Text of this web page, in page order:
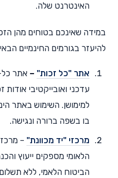
האינטרנט שלה.
במידה שאינכם בטוחים מהן
להיעזר בגורמים החינמיים
אתר "כל זכות" – אתר
עדכני ואובייקטיבי אודות
למימושן. השימוש באתר
בו בשפה ברורה ונגישה.
מרכזי "יד מכוונת" –
הלאומי מספקים ייעוץ
הביטוח הלאמי, ללא